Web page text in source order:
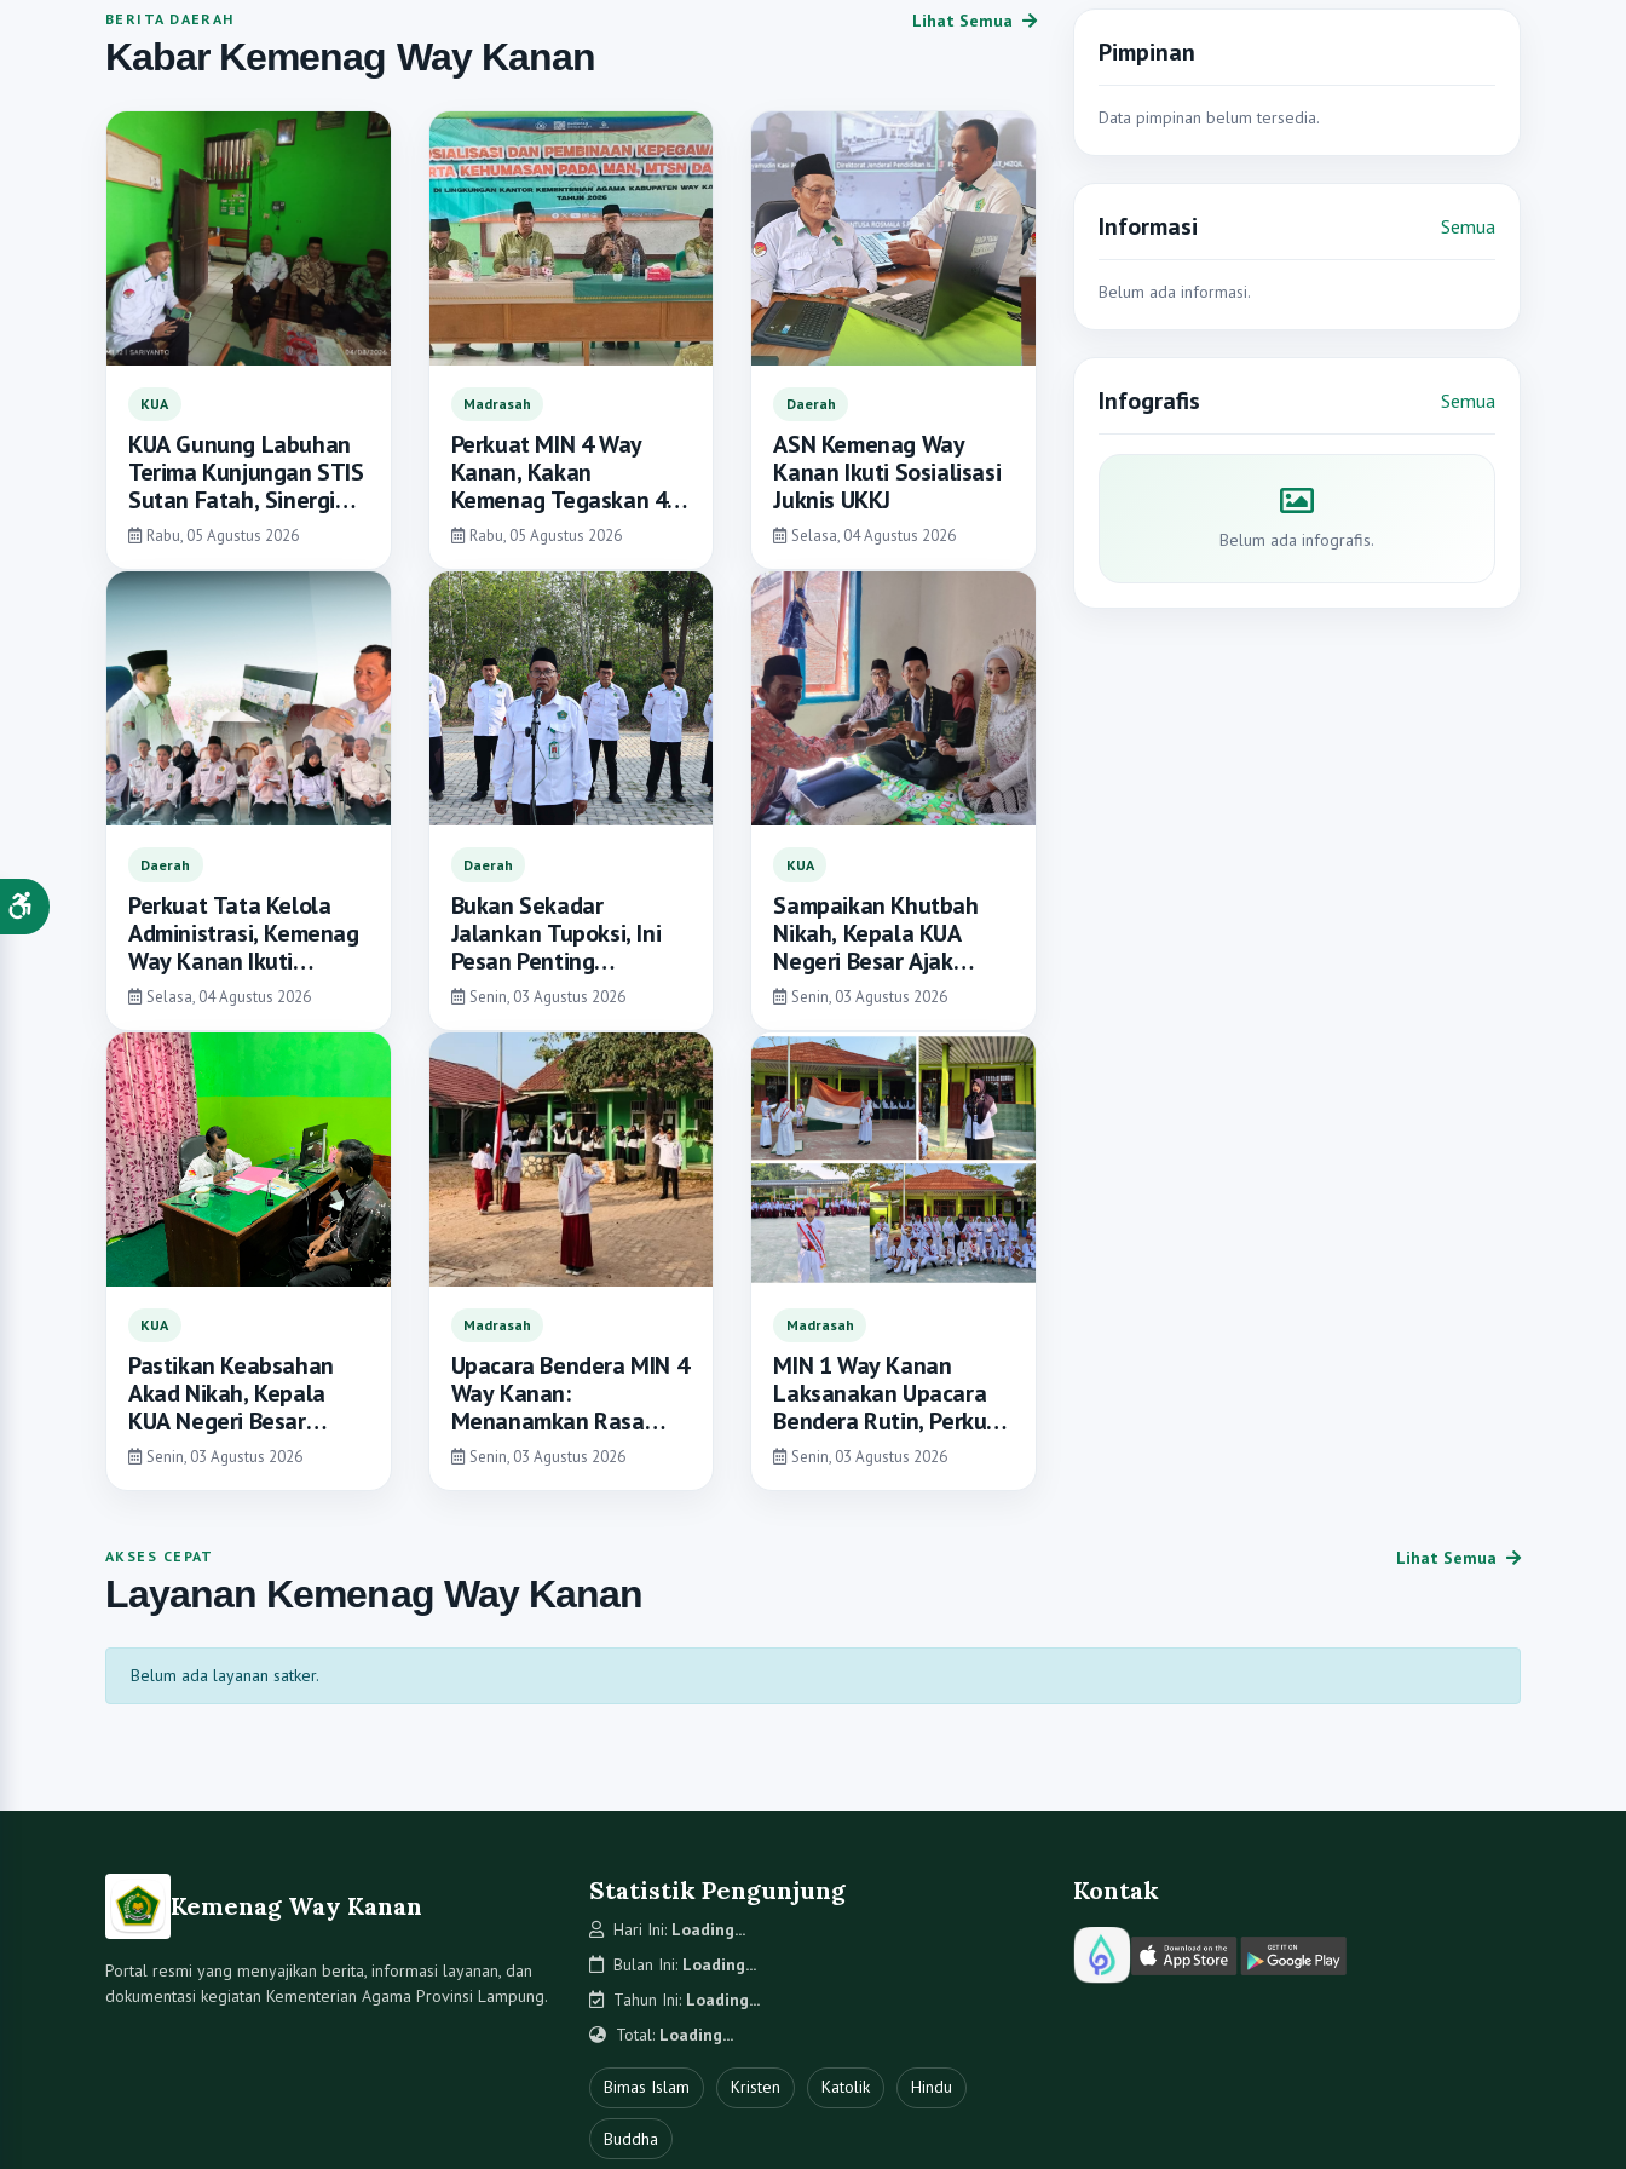
BERITA DAERAH
Kabar Kemenag Way Kanan
Lihat Semua
KUA
KUA Gunung Labuhan
Terima Kunjungan STIS
Sutan Fatah, Sinergi
Tingkatkan
PPL
Rabu, 05 Agustus 2026
Madrasah
Perkuat MIN 4 Way
Kanan, Kakan
Kemenag Tegaskan 4
Pilar Pembinaan
Rabu, 05 Agustus 2026
Daerah
ASN Kemenag Way
Kanan Ikuti Sosialisasi
Juknis UKKJ
Selasa, 04 Agustus 2026
Daerah
Perkuat Tata Kelola
Administrasi, Kemenag
Way Kanan Ikuti
Sosialisasi PMA
tentang Tata Naskah
Dinas
Selasa, 04 Agustus 2026
Daerah
Bukan Sekadar
Jalankan Tupoksi, Ini
Pesan Penting
Muhlason untuk ASN
Kemenag Way Kanan
Senin, 03 Agustus 2026
KUA
Sampaikan Khutbah
Nikah, Kepala KUA
Negeri Besar Ajak
Pengantin Bangun
Keluarga Berlandaskan
Takwa
Senin, 03 Agustus 2026
KUA
Pastikan Keabsahan
Akad Nikah, Kepala
KUA Negeri Besar
Layani Ikrar Taukil Wali
Senin, 03 Agustus 2026
Madrasah
Upacara Bendera MIN 4
Way Kanan:
Menanamkan Rasa
Syukur atas Nikmat
Ilmu dan Kebersamaan
Senin, 03 Agustus 2026
Madrasah
MIN 1 Way Kanan
Laksanakan Upacara
Bendera Rutin, Perkuat
Disiplin dan Karakter
Peserta Didik
Senin, 03 Agustus 2026
Pimpinan
Data pimpinan belum tersedia.
Informasi Semua
Belum ada informasi.
Infografis Semua
Belum ada infografis.
AKSES CEPAT
Layanan Kemenag Way Kanan
Lihat Semua
Belum ada layanan satker.
Kemenag Way Kanan
Portal resmi yang menyajikan berita, informasi layanan, dan
dokumentasi kegiatan Kementerian Agama Provinsi Lampung.
Statistik Pengunjung
Hari Ini: Loading...
Bulan Ini: Loading...
Tahun Ini: Loading...
Total: Loading...
Bimas Islam Kristen Katolik Hindu
Buddha
Kontak